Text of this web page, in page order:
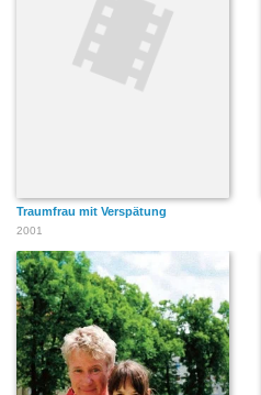
Traumfrau mit Verspätung
2001